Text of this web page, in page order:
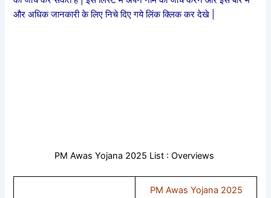
और अधिक जानकारी के लिए निचे दिए गये लिंक क्लिक कर देखे |
PM Awas Yojana 2025 List : Overviews
PM Awas Yojana 2025